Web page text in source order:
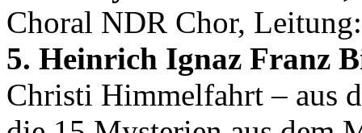
Choral NDR Chor,
5. Heinrich Ignaz Franz
Christi Himmelfahrt – aus